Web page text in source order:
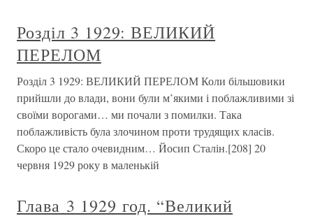
Розділ 3 1929: ВЕЛИКИЙ
ПЕРЕЛОМ
Розділ 3 1929: ВЕЛИКИЙ ПЕРЕЛОМ Коли більшовики
прийшли до влади, вони були м’якими і поблажливими зі
своїми ворогами… ми почали з помилки. Така
поблажливість була злочином проти трудящих класів.
Скоро це стало очевидним… Йосип Сталін.[208] 20
червня 1929 року в маленькій
Глава 3 1929 год. “Великий